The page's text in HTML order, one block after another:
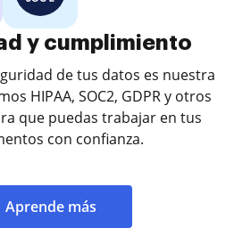
y cumplimiento
de tus datos es nuestra
HIPAA, SOC2, GDPR y otros
que puedas trabajar en tus
con confianza.
Aprende más